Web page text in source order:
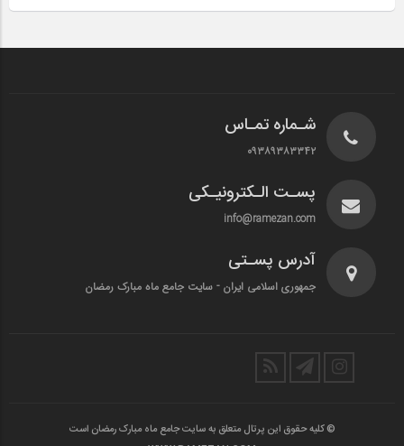
شـماره تمـاس
۰۹۳۸۹۳۸۳۳۴۲
پسـت الـکترونیـکی
info@ramezan.com
آدرس پسـتی
جمهوری اسلامی ایران - سایت جامع ماه مبارک رمضان
© کلیه حقوق این پرتال متعلق به سایت جامع ماه مبارک رمضان است